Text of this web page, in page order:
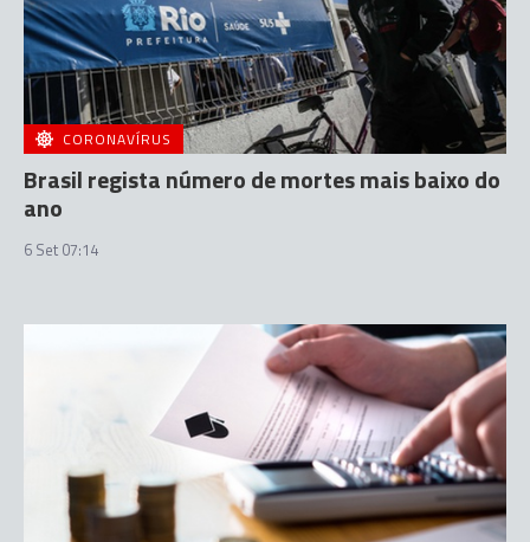
CORONAVÍRUS
Brasil regista número de mortes mais baixo do
ano
6 Set 07:14